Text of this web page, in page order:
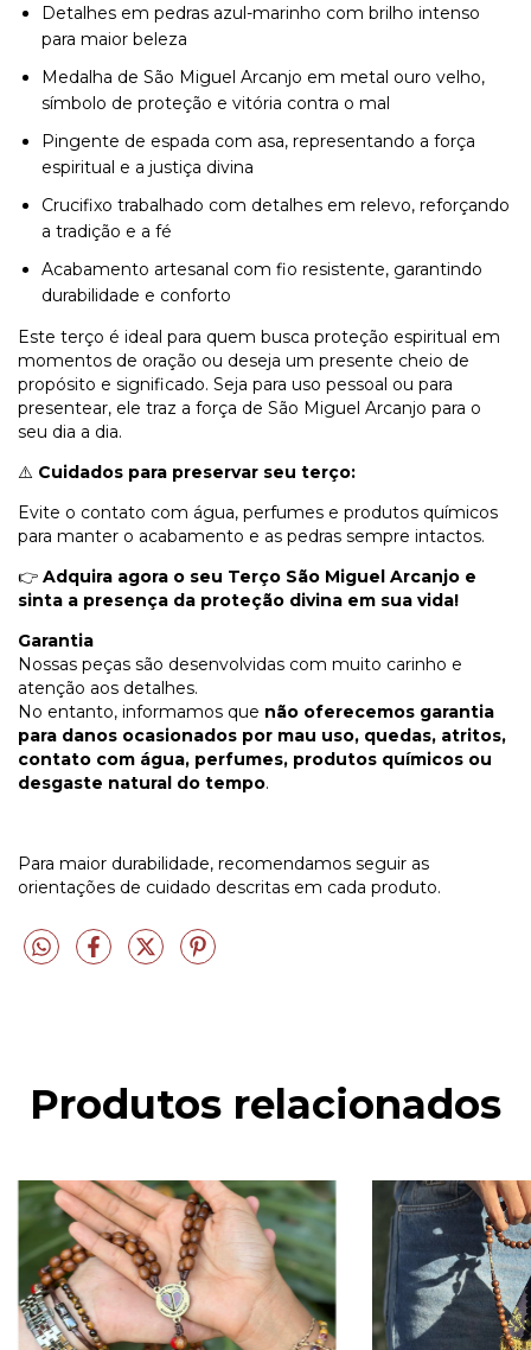
Detalhes em pedras azul-marinho com brilho intenso
para maior beleza
Medalha de São Miguel Arcanjo em metal ouro velho,
símbolo de proteção e vitória contra o mal
Pingente de espada com asa, representando a força
espiritual e a justiça divina
Crucifixo trabalhado com detalhes em relevo, reforçando
a tradição e a fé
Acabamento artesanal com fio resistente, garantindo
durabilidade e conforto
Este terço é ideal para quem busca proteção espiritual em
momentos de oração ou deseja um presente cheio de
propósito e significado. Seja para uso pessoal ou para
presentear, ele traz a força de São Miguel Arcanjo para o
seu dia a dia.
⚠️ Cuidados para preservar seu terço:
Evite o contato com água, perfumes e produtos químicos
para manter o acabamento e as pedras sempre intactos.
👉 Adquira agora o seu Terço São Miguel Arcanjo e
sinta a presença da proteção divina em sua vida!
Garantia
Nossas peças são desenvolvidas com muito carinho e
atenção aos detalhes.
No entanto, informamos que não oferecemos garantia
para danos ocasionados por mau uso, quedas, atritos,
contato com água, perfumes, produtos químicos ou
desgaste natural do tempo.
Para maior durabilidade, recomendamos seguir as
orientações de cuidado descritas em cada produto.
Produtos relacionados